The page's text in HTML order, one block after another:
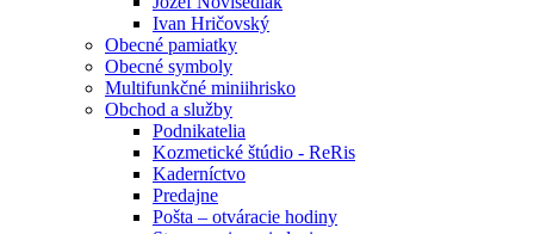
Ivan Hričovský
Obecné pamiatky
Obecné symboly
Multifunkčné miniihrisko
Obchod a služby
Podnikatelia
Kozmetické štúdio - ReRis
Kaderníctvo
Predajne
Pošta – otváracie hodiny